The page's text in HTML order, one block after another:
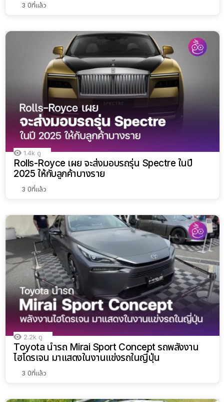
3 ปีที่แล้ว
1.4k ดู
Rolls-Royce เผย จะส่งมอบรถรุ่น Spectre ในปี
2025 ให้กับลูกค้าบางราย
3 ปีที่แล้ว
2.2k ดู
Toyota นำรถ Mirai Sport Concept รถพลังงาน
ไฮโดรเจน มาแสดงในงานแข่งรถในญี่ปุ่น
3 ปีที่แล้ว